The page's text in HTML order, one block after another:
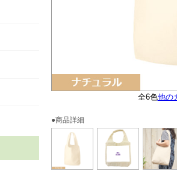
全6色他の
B4
大き
使
サイズは
エコマ
●商品詳細